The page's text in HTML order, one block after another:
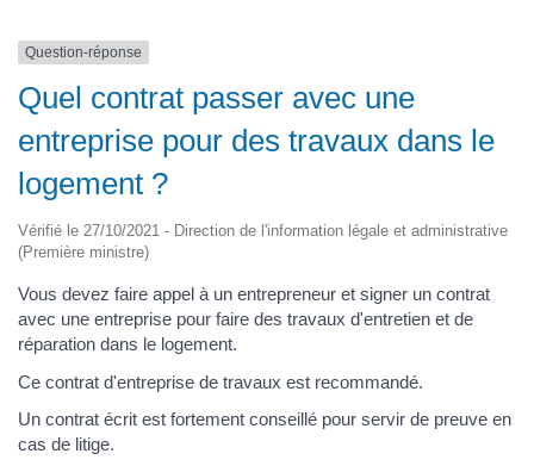
Question-réponse
Quel contrat passer avec une
entreprise pour des travaux dans le
logement ?
Vérifié le 27/10/2021 - Direction de l'information légale et administrative
(Première ministre)
Vous devez faire appel à un entrepreneur et signer un contrat
avec une entreprise pour faire des travaux d'entretien et de
réparation dans le logement.
Ce contrat d'entreprise de travaux est recommandé.
Un contrat écrit est fortement conseillé pour servir de preuve en
cas de litige.